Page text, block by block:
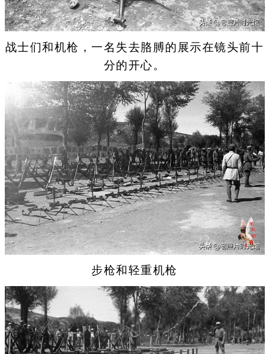
战士们和机枪，一名失去胳膊的展示在镜头前十
分的开心。
步枪和轻重机枪